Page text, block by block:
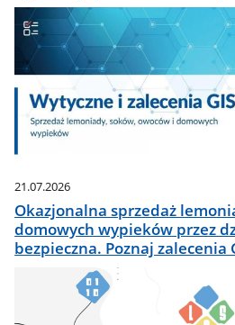
21.07.2026
Okazjonalna sprzedaż
domowych wypieków przez
bezpieczna. Poznaj zalecenia